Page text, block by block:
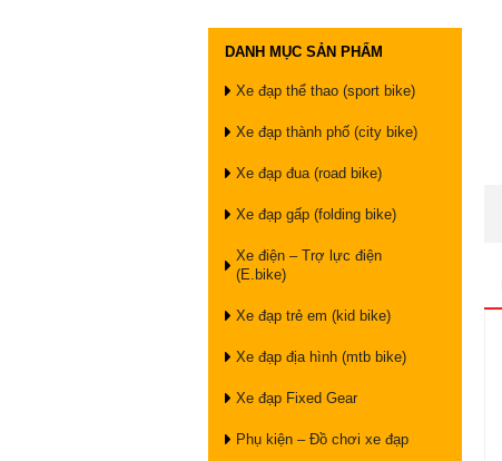
DANH MỤC SẢN PHẨM
Xe đạp thể thao (sport bike)
Xe đạp thành phố (city bike)
Xe đạp đua (road bike)
Xe đạp gấp (folding bike)
Xe điện – Trợ lực điện
(E.bike)
Xe đạp trẻ em (kid bike)
Xe đạp địa hình (mtb bike)
Xe đạp Fixed Gear
Phụ kiện – Đồ chơi xe đạp